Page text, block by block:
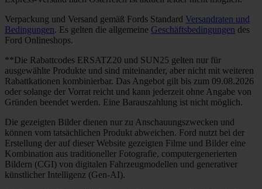
Verpackung und Versand gemäß Fords Standard Versandraten und
Bedingungen. Es gelten die allgemeine Geschäftsbedingungen des
Ford Onlineshops.
**Die Rabattcodes ERSATZ20 und SUN25 gelten nur für
ausgewählte Produkte und sind miteinander, aber nicht mit weiteren
Rabattkationen kombinierbar. Das Angebot gilt bis zum 09.08.2026
oder solange der Vorrat reicht und kann jederzeit ohne Angabe von
Gründen beendet werden. Eine Barauszahlung ist nicht möglich.
Die gezeigten Bilder dienen nur zu Anschauungszwecken und
können vom tatsächlichen Produkt abweichen. Ford nutzt bei der
Erstellung der auf dieser Website gezeigten Filme und Bilder eine
Kombination aus traditioneller Fotografie, computergenerierten
Bildern (CGI) von digitalen Fahrzeugmodellen und generativer
künstlicher Intelligenz (Gen-AI).